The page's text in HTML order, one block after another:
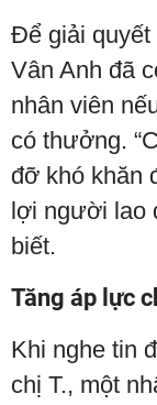
Để giải quyết
Vân Anh đã
nhân viên
có thưởng.
đỡ khó khăn
lợi người lao
biết.
Tăng áp lực
Khi nghe tin
chị T., một